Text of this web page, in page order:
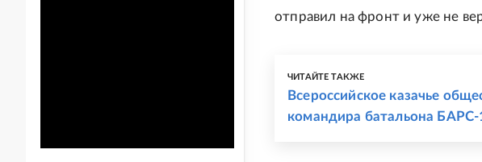
отправил на фронт и уже не
ЧИТАЙТЕ ТАКЖЕ
Всероссийское казачье
командира батальона БАРС-